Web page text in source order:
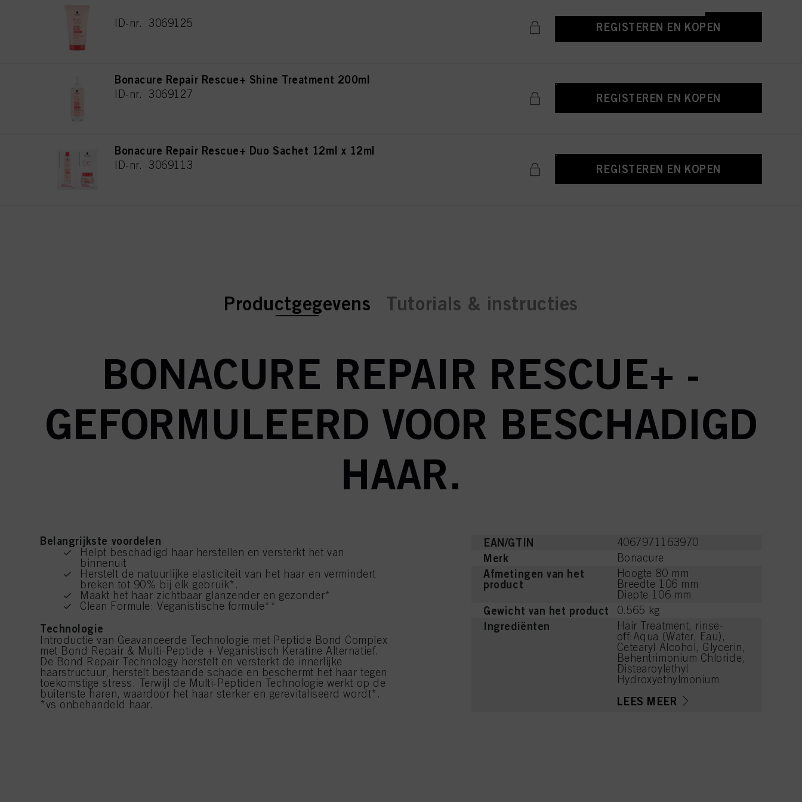
ID-nr. 3069125 REGISTEREN EN KOPEN
Bonacure Repair Rescue+ Shine Treatment 200ml
ID-nr. 3069127 REGISTEREN EN KOPEN
Bonacure Repair Rescue+ Duo Sachet 12ml x 12ml
ID-nr. 3069113 REGISTEREN EN KOPEN
current tab:
current tab:
Productgegevens Tutorials & instructies
BONACURE REPAIR RESCUE+ -
GEFORMULEERD VOOR BESCHADIGD
HAAR.
Belangrijkste voordelen
Helpt beschadigd haar herstellen en versterkt het van
binnenuit
Herstelt de natuurlijke elasticiteit van het haar en vermindert
breken tot 90% bij elk gebruik*.
Maakt het haar zichtbaar glanzender en gezonder*
Clean Formule: Veganistische formule**
Technologie
Introductie van Geavanceerde Technologie met Peptide Bond Complex
met Bond Repair & Multi-Peptide + Veganistisch Keratine Alternatief.
De Bond Repair Technology herstelt en versterkt de innerlijke
haarstructuur, herstelt bestaande schade en beschermt het haar tegen
toekomstige stress. Terwijl de Multi-Peptiden Technologie werkt op de
buitenste haren, waardoor het haar sterker en gerevitaliseerd wordt*.
*vs onbehandeld haar.
EAN/GTIN 4067971163970
Merk Bonacure
Afmetingen van het
product
Hoogte 80 mm
Breedte 106 mm
Diepte 106 mm
Gewicht van het product 0.565 kg
Ingrediënten
Hair Treatment, rinse-
off:Aqua (Water, Eau),
Cetearyl Alcohol, Glycerin,
Behentrimonium Chloride,
Distearoylethyl
Hydroxyethylmonium
Lysine,
LEES MEER